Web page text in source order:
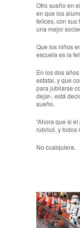
Otro sueño en
en que los
felices, con sus
una mejor
Que los niños
escuela es la
En los dos
estatal, y que
para jubilarse
dejar-, está
sueño.
“Ahora que si
rubricó, y todos
No cualquiera.